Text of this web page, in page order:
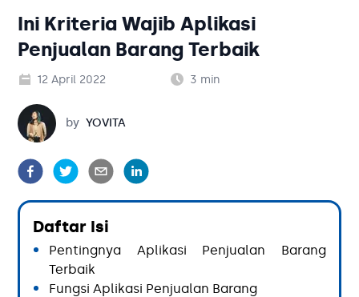
Kategori Blog
Ini Kriteria Wajib Aplikasi
Penjualan Barang Terbaik
12 April 2022 3 min
Yovita
by YOVITA
Daftar Isi
Pentingnya Aplikasi Penjualan Barang
Terbaik
Fungsi Aplikasi Penjualan Barang